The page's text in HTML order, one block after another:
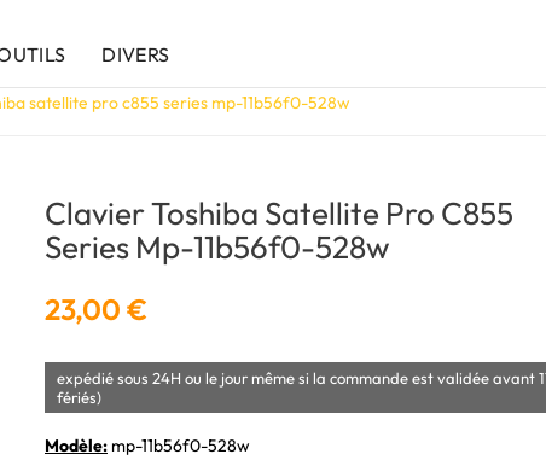
DIVERS
satellite pro c855 series mp-11b56f0-528w
Clavier Toshiba Satellite Pro C855
Series Mp-11b56f0-528w
23,00 €
expédié sous 24H ou le jour même si la commande est validée avant
fériés)
Modèle: mp-11b56f0-528w